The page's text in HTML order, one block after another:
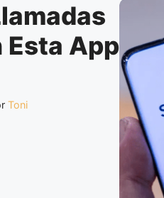
Esta App
Toni